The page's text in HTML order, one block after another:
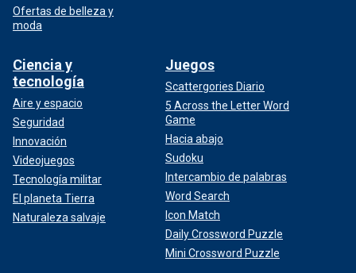
Ofertas de belleza y
moda
Ciencia y
tecnología
Aire y espacio
Seguridad
Innovación
Videojuegos
Tecnología militar
El planeta Tierra
Naturaleza salvaje
Juegos
Scattergories Diario
5 Across the Letter Word
Game
Hacia abajo
Sudoku
Intercambio de palabras
Word Search
Icon Match
Daily Crossword Puzzle
Mini Crossword Puzzle